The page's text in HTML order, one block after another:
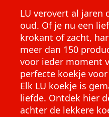
LU verovert al jaren
oud. Of je nu een
krokant of zacht,
meer dan 150
voor ieder moment
perfecte koekje
Elk LU koekje is
liefde. Ontdek hier
achter de lekkere